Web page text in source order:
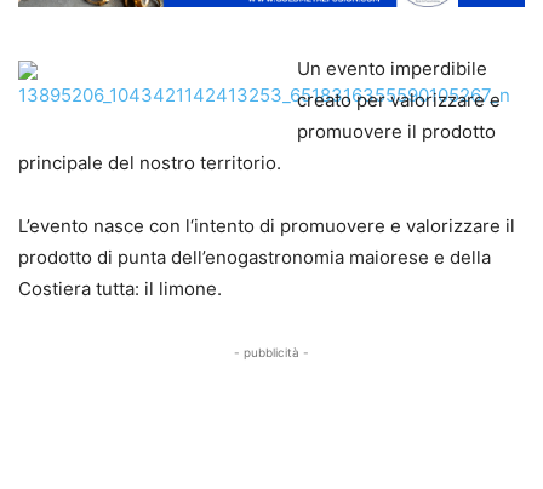
Un evento imperdibile
creato per valorizzare e
promuovere il prodotto
principale del nostro territorio.
L’evento nasce con l‘intento di promuovere e valorizzare il
prodotto di punta dell’enogastronomia maiorese e della
Costiera tutta: il limone.
- pubblicità -